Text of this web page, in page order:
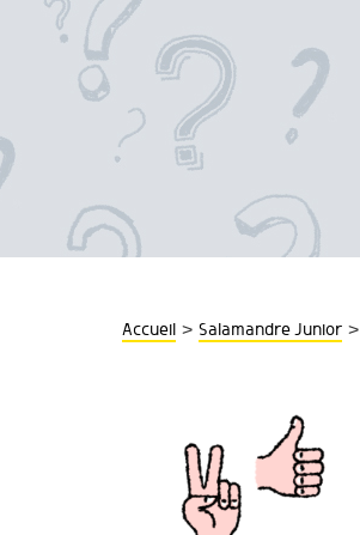
Accueil > Salamandre Junior >